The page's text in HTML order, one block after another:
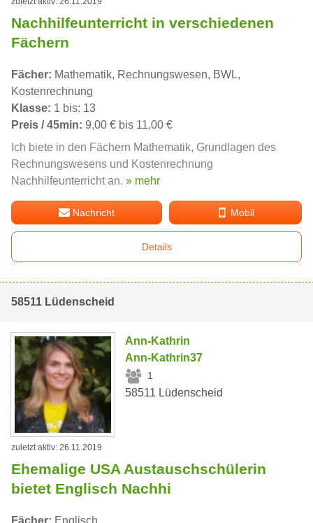
Nachhilfeunterricht in verschiedenen
Fächern
Fächer: Mathematik, Rechnungswesen, BWL,
Kostenrechnung
Klasse: 1 bis: 13
Preis / 45min: 9,00 € bis 11,00 €
Ich biete in den Fächern Mathematik, Grundlagen des
Rechnungswesens und Kostenrechnung
Nachhilfeunterricht an. » mehr
Nachricht Mobil
Details
58511 Lüdenscheid
Ann-Kathrin
Ann-Kathrin37
1
58511 Lüdenscheid
zuletzt aktiv: 26.11.2019
Ehemalige USA Austauschschülerin
bietet Englisch Nachhi
Fächer: Englisch